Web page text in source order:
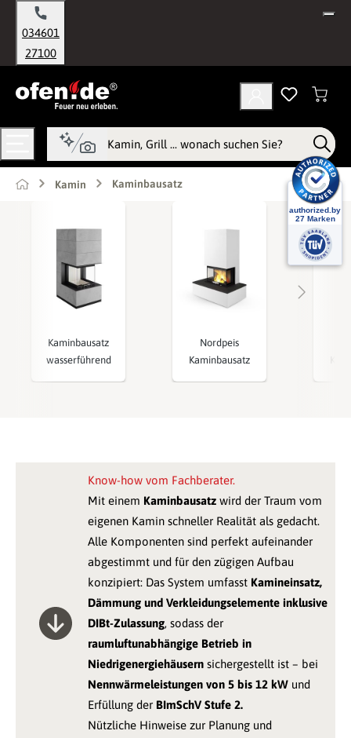
springen
034601
27100
Kamin Kaminbausatz
Kaminbausatz
wasserführend
Nordpeis
Kaminbausatz
Know-how vom Fachberater.
Mit einem Kaminbausatz wird der Traum vom
eigenen Kamin schneller Realität als gedacht.
Alle Komponenten sind perfekt aufeinander
abgestimmt und für den zügigen Aufbau
konzipiert: Das System umfasst Kamineinsatz,
Dämmung und Verkleidungselemente inklusive
DIBt-Zulassung, sodass der
raumluftunabhängige Betrieb in
Niedrigenergiehäusern sichergestellt ist – bei
Nennwärmeleistungen von 5 bis 12 kW und
Erfüllung der BImSchV Stufe 2.
Nützliche Hinweise zur Planung und